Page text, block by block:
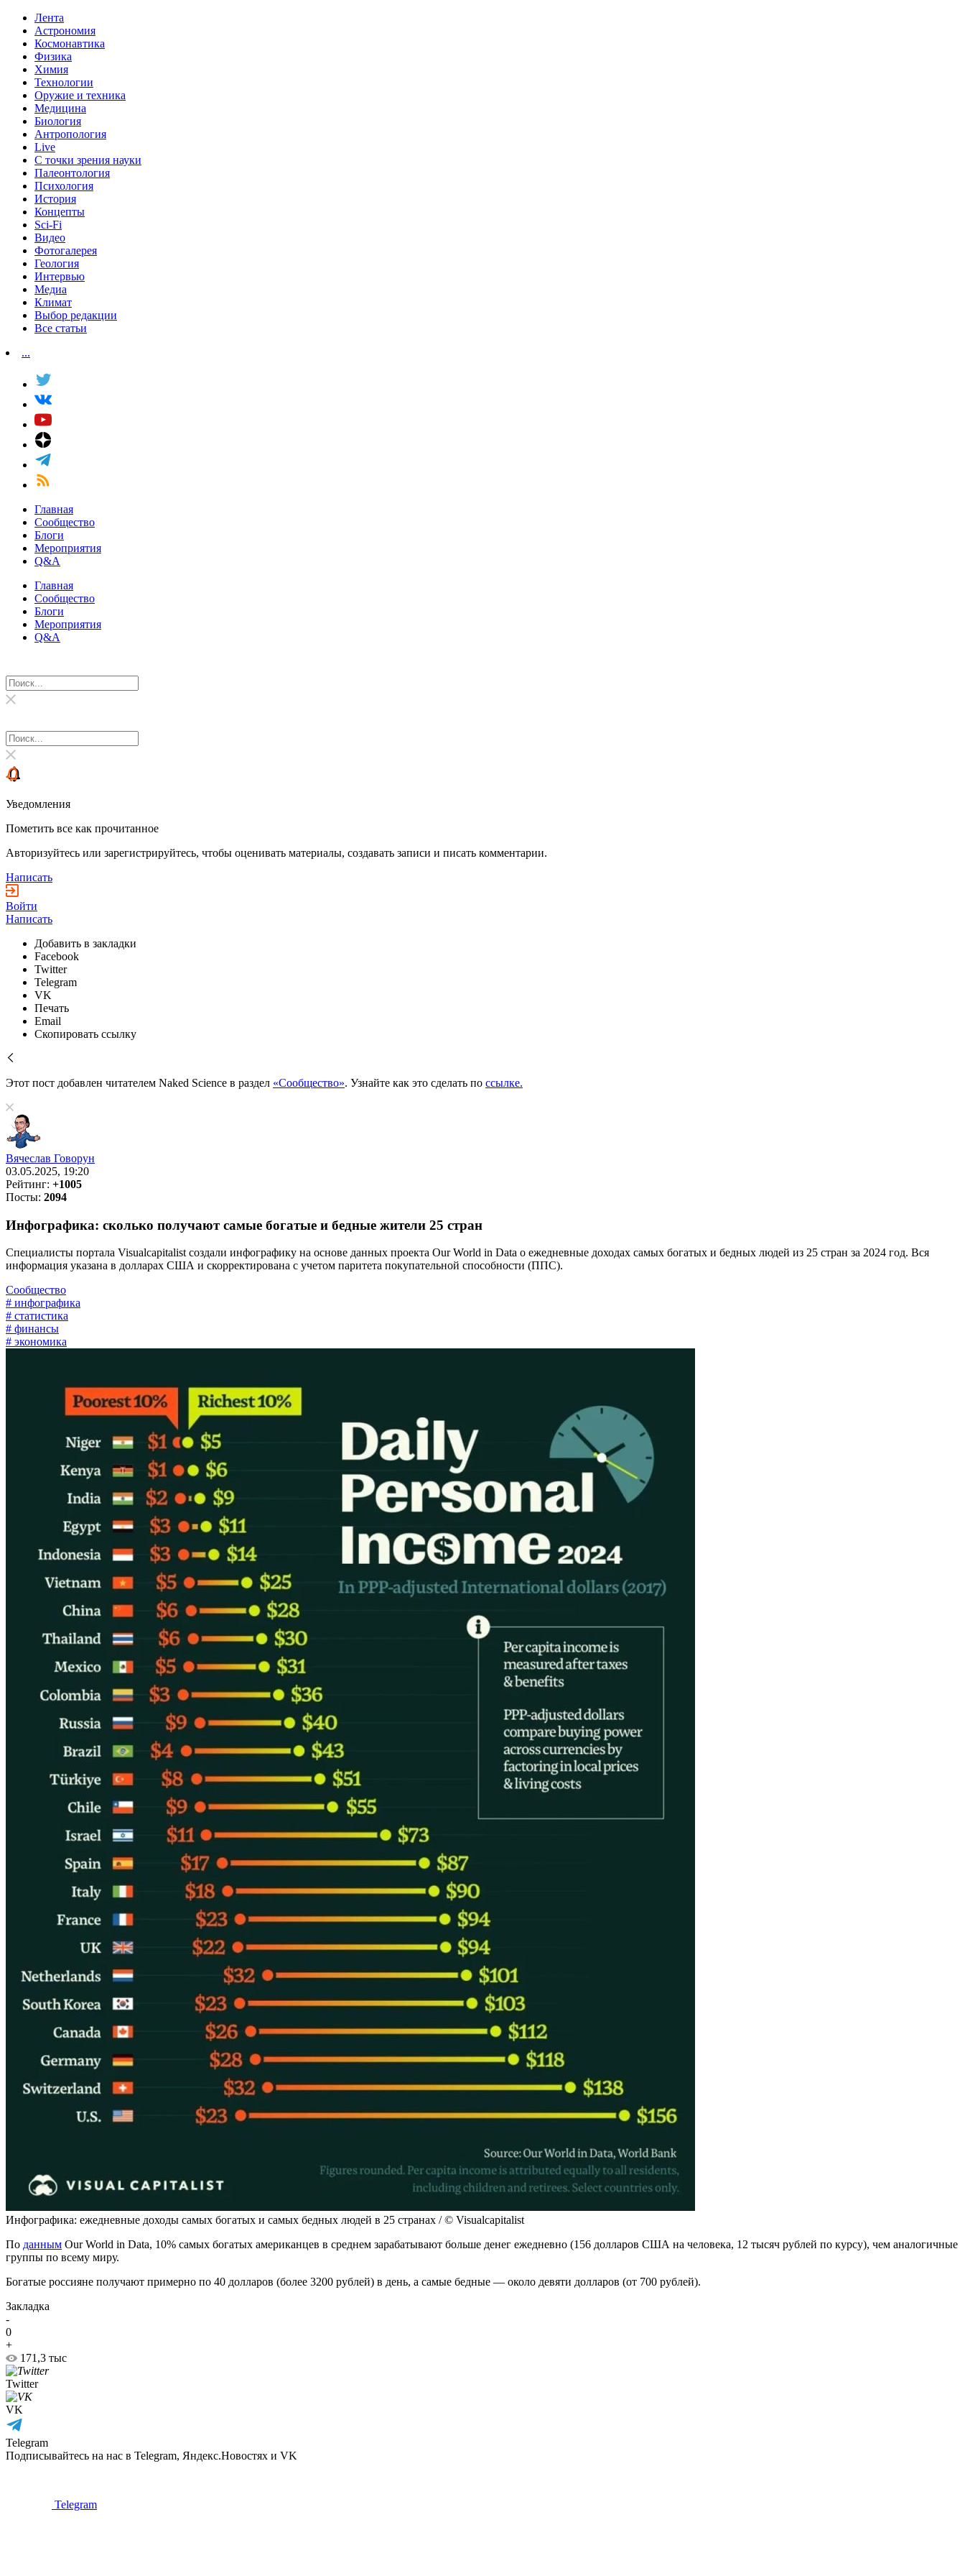
Лента
Астрономия
Космонавтика
Физика
Химия
Технологии
Оружие и техника
Медицина
Биология
Антропология
Live
С точки зрения науки
Палеонтология
Психология
История
Концепты
Sci-Fi
Видео
Фотогалерея
Геология
Интервью
Медиа
Климат
Выбор редакции
Все статьи
...
Главная
Сообщество
Блоги
Мероприятия
Q&A
Главная
Сообщество
Блоги
Мероприятия
Q&A
Уведомления
Пометить все как прочитанное
Авторизуйтесь или зарегистрируйтесь, чтобы оценивать материалы, создавать записи и писать комментарии.
Написать
Войти
Написать
Добавить в закладки
Facebook
Twitter
Telegram
VK
Печать
Email
Скопировать ссылку
Этот пост добавлен читателем Naked Science в раздел «Сообщество». Узнайте как это сделать по ссылке.
Вячеслав Говорун
03.05.2025, 19:20
Рейтинг: +1005
Посты: 2094
Инфографика: сколько получают самые богатые и бедные жители 25 стран
Специалисты портала Visualcapitalist создали инфографику на основе данных проекта Our World in Data о ежедневные доходах самых богатых и бедных людей из 25 стран за 2024 год. Вся
информация указана в долларах США и скорректирована с учетом паритета покупательной способности (ППС).
Сообщество
# инфографика
# статистика
# финансы
# экономика
Инфографика: ежедневные доходы самых богатых и самых бедных людей в 25 странах / © Visualcapitalist
По данным Our World in Data, 10% самых богатых американцев в среднем зарабатывают больше денег ежедневно (156 долларов США на человека, 12 тысяч рублей по курсу), чем аналогичные
группы по всему миру.
Богатые россияне получают примерно по 40 долларов (более 3200 рублей) в день, а самые бедные — около девяти долларов (от 700 рублей).
Закладка
-
0
+
171,3 тыс
Twitter
VK
Telegram
Подписывайтесь на нас в Telegram, Яндекс.Новостях и VK
Telegram